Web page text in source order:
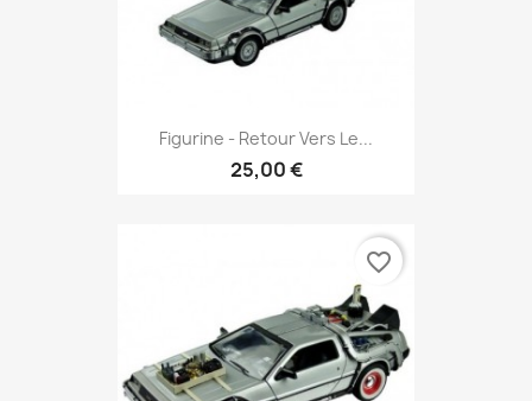
Figurine - Retour Vers Le...
25,00 €
favorite_border